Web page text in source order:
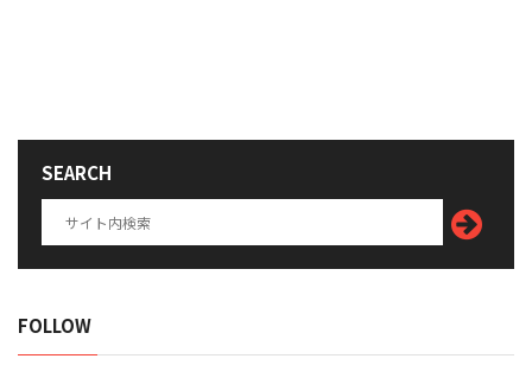
SEARCH
FOLLOW